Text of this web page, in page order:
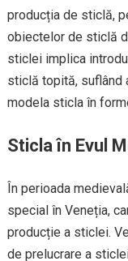
producția de sticlă,
obiectelor de sticlă
sticlei implica
sticlă topită, suflând
modela sticla în
Sticla în Evul
În perioada
special în Veneția,
producție a sticlei.
de prelucrare a